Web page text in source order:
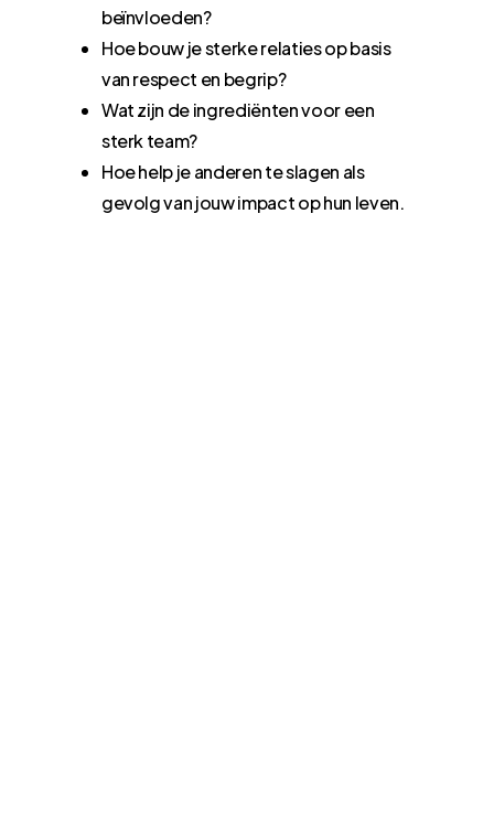
beïnvloeden?
Hoe bouw je sterke relaties op basis
van respect en begrip?
Wat zijn de ingrediënten voor een
sterk team?
Hoe help je anderen te slagen als
gevolg van jouw impact op hun leven.